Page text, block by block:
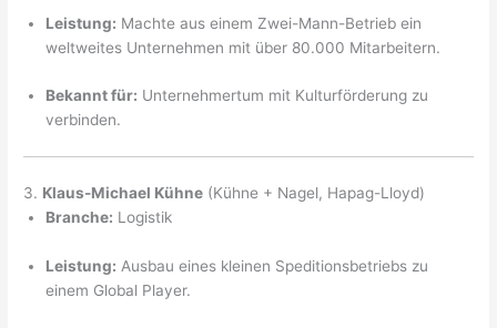
Leistung: Machte aus einem Zwei-Mann-Betrieb ein
weltweites Unternehmen mit über 80.000 Mitarbeitern.
Bekannt für: Unternehmertum mit Kulturförderung zu
verbinden.
3. Klaus-Michael Kühne (Kühne + Nagel, Hapag-Lloyd)
Branche: Logistik
Leistung: Ausbau eines kleinen Speditionsbetriebs zu
einem Global Player.